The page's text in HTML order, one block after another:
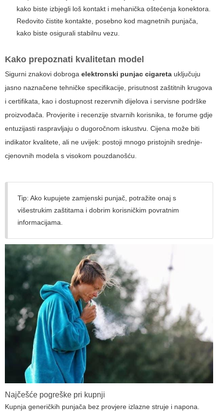
kako biste izbjegli loš kontakt i mehanička oštećenja konektora.
Redovito čistite kontakte, posebno kod magnetnih punjača,
kako biste osigurali stabilnu vezu.
Kako prepoznati kvalitetan model
Sigurni znakovi dobroga elektronski punjac cigareta uključuju
jasno naznačene tehničke specifikacije, prisutnost zaštitnih krugova
i certifikata, kao i dostupnost rezervnih dijelova i servisne podrške
proizvođača. Provjerite i recenzije stvarnih korisnika, te forume gdje
entuzijasti raspravljaju o dugoročnom iskustvu. Cijena može biti
indikator kvalitete, ali ne uvijek: postoji mnogo pristojnih srednje-
cjenovnih modela s visokom pouzdanošću.
Tip: Ako kupujete zamjenski punjač, potražite onaj s
višestrukim zaštitama i dobrim korisničkim povratnim
informacijama.
Najčešće pogreške pri kupnji
Kupnja generičkih punjača bez provjere izlazne struje i napona.